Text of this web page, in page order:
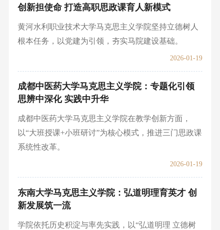
创新担使命 打造高职思政课育人新模式
黄河水利职业技术大学马克思主义学院坚持立德树人
根本任务，以党建为引领，夯实马院建设基础。
2026-01-19
成都中医药大学马克思主义学院：专题化引领
思辨中深化 实践中升华
成都中医药大学马克思主义学院在教学创新方面，
以“大班授课+小班研讨”为核心模式，推进三门思政课
系统性改革。
2026-01-19
东南大学马克思主义学院：弘道明理育英才 创
新发展筑一流
学院依托历史积淀与率先实践，以“弘道明理 立德树